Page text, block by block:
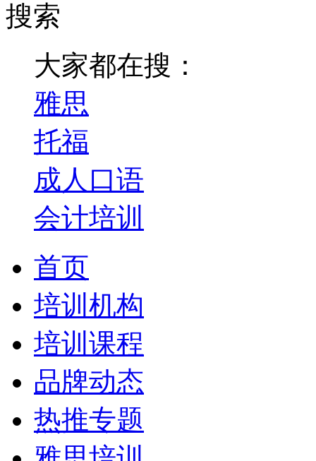
搜索
大家都在搜：
雅思
托福
成人口语
会计培训
首页
培训机构
培训课程
品牌动态
热推专题